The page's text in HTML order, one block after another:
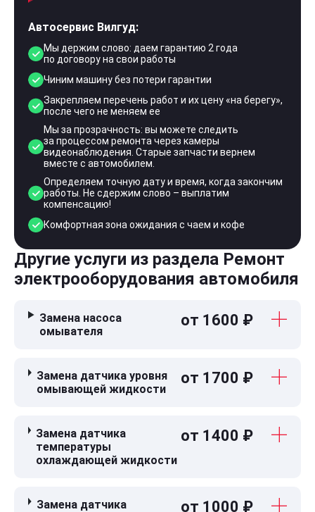
Автосервис Вилгуд:
Мы держим слово: даем гарантию 2 года
по договору на свои работы
Чиним машину без потери гарантии
Закрепляем перечень работ и их цену «на берегу»,
после чего не меняем ее
Мы за прозрачность: вы можете следить
за процессом ремонта через камеры
видеонаблюдения. Старые запчасти вернем
вместе с автомобилем.
Определяем точную дату и время, когда закончим
работы. Не сдержим слово – выплатим
компенсацию!
Комфортная зона ожидания с чаем и кофе
Другие услуги из раздела Ремонт
электрооборудования автомобиля
Замена насоса
омывателя
от 1600 ₽
Замена датчика уровня
омывающей жидкости
от 1700 ₽
Замена датчика
температуры
охлаждающей жидкости
от 1400 ₽
Замена датчика
от 1000 ₽